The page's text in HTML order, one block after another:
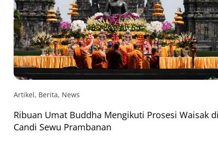
Artikel, Berita, News
Ribuan Umat Buddha Mengikuti Prosesi Waisak
Candi Sewu Prambanan